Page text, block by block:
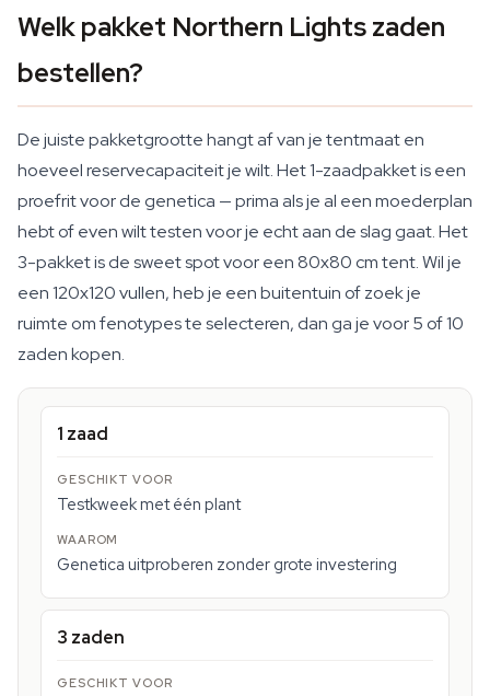
Welk pakket Northern Lights zaden
bestellen?
De juiste pakketgrootte hangt af van je tentmaat en
hoeveel reservecapaciteit je wilt. Het 1-zaadpakket is een
proefrit voor de genetica — prima als je al een moederplan
hebt of even wilt testen voor je echt aan de slag gaat. Het
3-pakket is de sweet spot voor een 80x80 cm tent. Wil je
een 120x120 vullen, heb je een buitentuin of zoek je
ruimte om fenotypes te selecteren, dan ga je voor 5 of 10
zaden kopen.
1 zaad
Testkweek met één plant
Genetica uitproberen zonder grote investering
3 zaden